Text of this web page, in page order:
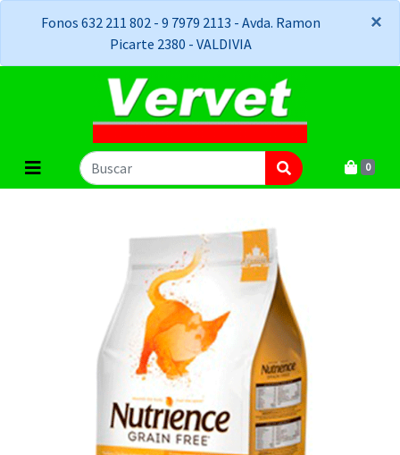
Fonos 632 211 802 - 9 7979 2113 - Avda. Ramon
Picarte 2380 - VALDIVIA
×
×
0